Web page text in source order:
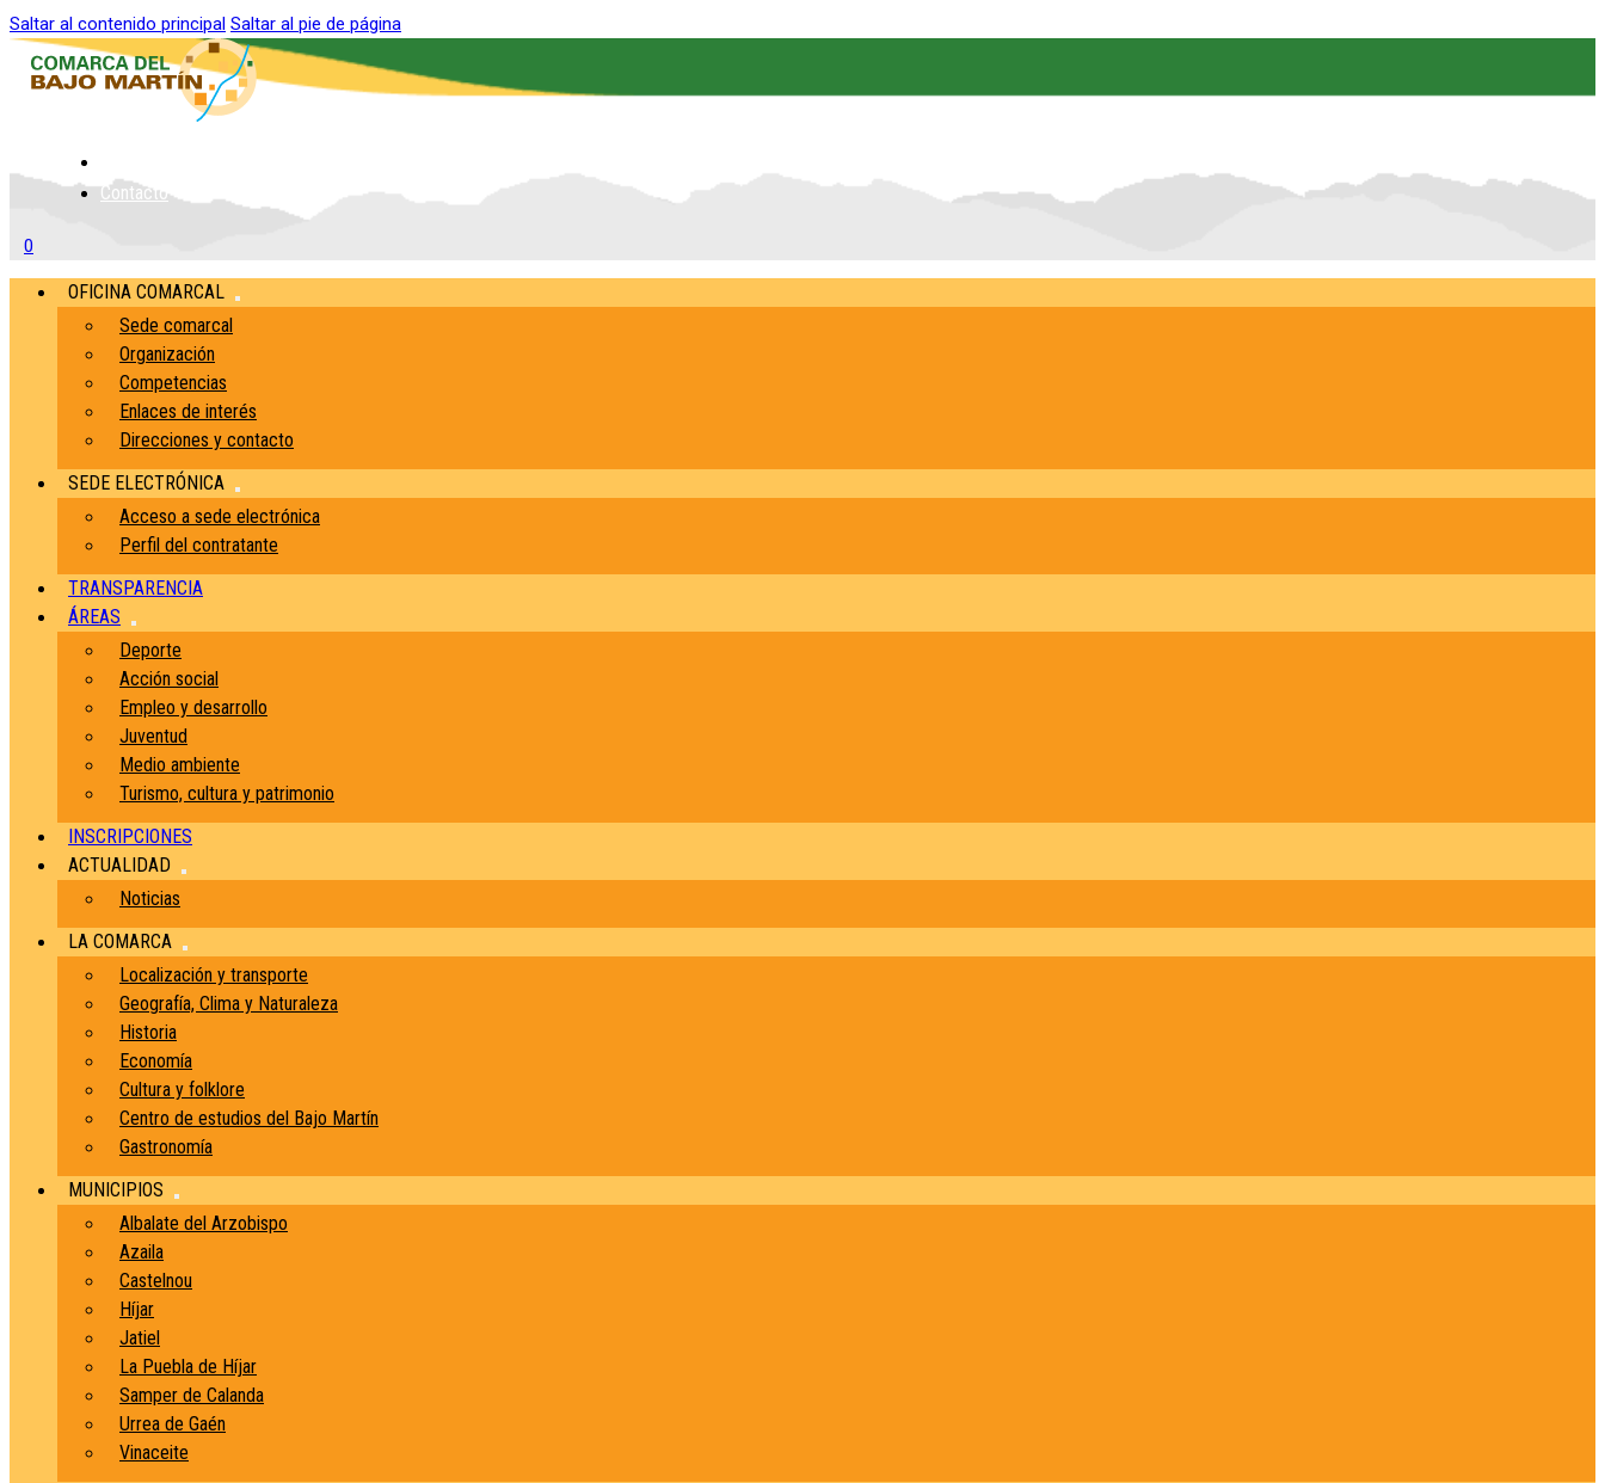
Saltar al contenido principal Saltar al pie de página
Contacto
0
OFICINA COMARCAL
Sede comarcal
Organización
Competencias
Enlaces de interés
Direcciones y contacto
SEDE ELECTRÓNICA
Acceso a sede electrónica
Perfil del contratante
TRANSPARENCIA
ÁREAS
Deporte
Acción social
Empleo y desarrollo
Juventud
Medio ambiente
Turismo, cultura y patrimonio
INSCRIPCIONES
ACTUALIDAD
Noticias
LA COMARCA
Localización y transporte
Geografía, Clima y Naturaleza
Historia
Economía
Cultura y folklore
Centro de estudios del Bajo Martín
Gastronomía
MUNICIPIOS
Albalate del Arzobispo
Azaila
Castelnou
Híjar
Jatiel
La Puebla de Híjar
Samper de Calanda
Urrea de Gaén
Vinaceite